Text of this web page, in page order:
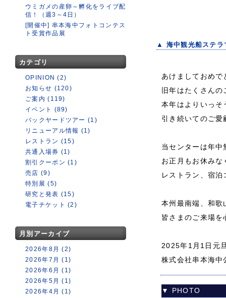
ウミガメの産卵～孵化をライブ配
信！（週3～4日）
[開催中] 串本海中フォトコンテス
ト受賞作品展
カテゴリ
OPINION (2)
お知らせ (120)
ご案内 (119)
イベント (89)
バックヤードツアー (1)
リニューアル情報 (1)
レストラン (15)
共通入場券 (1)
割引クーポン (1)
売店 (9)
特別展 (5)
研究と発表 (15)
電子チケット (2)
月別アーカイブ
2026年8月 (2)
2026年7月 (1)
2026年6月 (1)
2026年5月 (1)
2026年4月 (1)
▲ 海中観光船ステラ
あけましておめ
旧年はたくさん
本年はよりいっそ
引き続いてのご
当センターは年中
お正月もお休み
レストラン、宿
本州最南端、和歌
皆さまのご来場
2025年1月1日元
株式会社串本海中
▼ PHOTO